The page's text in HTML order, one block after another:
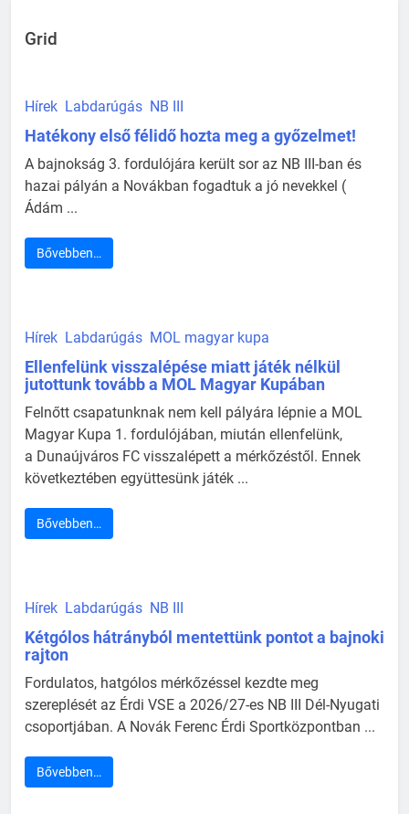
Grid
Hírek Labdarúgás NB III
Hatékony első félidő hozta meg a győzelmet!
A bajnokság 3. fordulójára került sor az NB III-ban és
hazai pályán a Novákban fogadtuk a jó nevekkel (
Ádám ...
Bővebben…
Hírek Labdarúgás MOL magyar kupa
Ellenfelünk visszalépése miatt játék nélkül
jutottunk tovább a MOL Magyar Kupában
Felnőtt csapatunknak nem kell pályára lépnie a MOL
Magyar Kupa 1. fordulójában, miután ellenfelünk,
a Dunaújváros FC visszalépett a mérkőzéstől. Ennek
következtében együttesünk játék ...
Bővebben…
Hírek Labdarúgás NB III
Kétgólos hátrányból mentettünk pontot a bajnoki
rajton
Fordulatos, hatgólos mérkőzéssel kezdte meg
szereplését az Érdi VSE a 2026/27-es NB III Dél-Nyugati
csoportjában. A Novák Ferenc Érdi Sportközpontban ...
Bővebben…